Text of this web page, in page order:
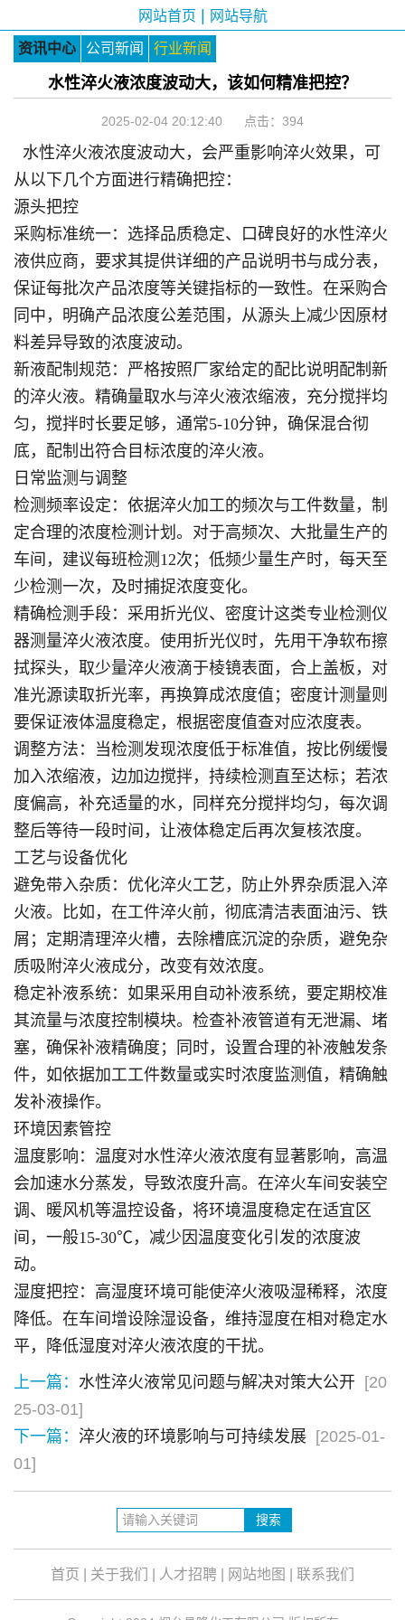
网站首页 网站导航
资讯中心 公司新闻 行业新闻
水性淬火液浓度波动大，该如何精准把控？
2025-02-04 20:12:40 点击： 394
水性淬火液浓度波动大，会严重影响淬火效果，可
从以下几个方面进行精确把控：
源头把控
采购标准统一：选择品质稳定、口碑良好的水性淬火
液供应商，要求其提供详细的产品说明书与成分表，
保证每批次产品浓度等关键指标的一致性。在采购合
同中，明确产品浓度公差范围，从源头上减少因原材
料差异导致的浓度波动。
新液配制规范：严格按照厂家给定的配比说明配制新
的淬火液。精确量取水与淬火液浓缩液，充分搅拌均
匀，搅拌时长要足够，通常5-10分钟，确保混合彻
底，配制出符合目标浓度的淬火液。
日常监测与调整
检测频率设定：依据淬火加工的频次与工件数量，制
定合理的浓度检测计划。对于高频次、大批量生产的
车间，建议每班检测12次；低频少量生产时，每天至
少检测一次，及时捕捉浓度变化。
精确检测手段：采用折光仪、密度计这类专业检测仪
器测量淬火液浓度。使用折光仪时，先用干净软布擦
拭探头，取少量淬火液滴于棱镜表面，合上盖板，对
准光源读取折光率，再换算成浓度值；密度计测量则
要保证液体温度稳定，根据密度值查对应浓度表。
调整方法：当检测发现浓度低于标准值，按比例缓慢
加入浓缩液，边加边搅拌，持续检测直至达标；若浓
度偏高，补充适量的水，同样充分搅拌均匀，每次调
整后等待一段时间，让液体稳定后再次复核浓度。
工艺与设备优化
避免带入杂质：优化淬火工艺，防止外界杂质混入淬
火液。比如，在工件淬火前，彻底清洁表面油污、铁
屑；定期清理淬火槽，去除槽底沉淀的杂质，避免杂
质吸附淬火液成分，改变有效浓度。
稳定补液系统：如果采用自动补液系统，要定期校准
其流量与浓度控制模块。检查补液管道有无泄漏、堵
塞，确保补液精确度；同时，设置合理的补液触发条
件，如依据加工工件数量或实时浓度监测值，精确触
发补液操作。
环境因素管控
温度影响：温度对水性淬火液浓度有显著影响，高温
会加速水分蒸发，导致浓度升高。在淬火车间安装空
调、暖风机等温控设备，将环境温度稳定在适宜区
间，一般15-30℃，减少因温度变化引发的浓度波
动。
湿度把控：高湿度环境可能使淬火液吸湿稀释，浓度
降低。在车间增设除湿设备，维持湿度在相对稳定水
平，降低湿度对淬火液浓度的干扰。
上一篇： 水性淬火液常见问题与解决对策大公开
[20
25-03-01]
下一篇： 淬火液的环境影响与可持续发展
[2025-01-
01]
首页 关于我们 人才招聘 网站地图 联系我们